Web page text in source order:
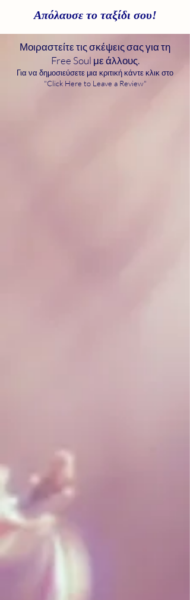
Απόλαυσε το ταξίδι σου!
Μοιραστείτε τις σκέψεις σας για τη
Free Soul με άλλους.
Για να δημοσιεύσετε μια κριτική κάντε κλικ στο
"Click Here to Leave a Review"